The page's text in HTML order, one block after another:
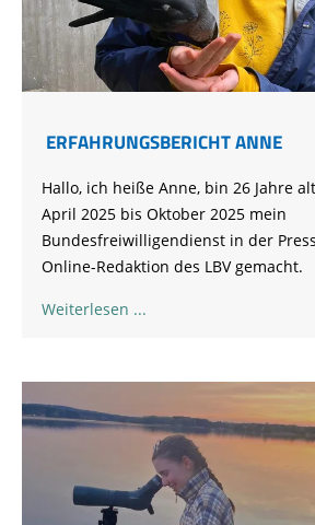
ERFAHRUNGSBERICHT ANNE
Hallo, ich heiße Anne, bin 26 Jahre
April 2025 bis Oktober 2025 mein
Bundesfreiwilligendienst in der
Online-Redaktion des LBV gemacht.
Weiterlesen